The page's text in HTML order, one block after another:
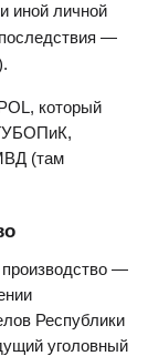
иной личной
—
который
(там
—
Республики
уголовный